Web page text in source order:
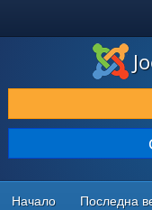
ИЗТЕГЛЯНЕ &
ОТКРИВАЙТЕ & УЧЕТЕ
ОБЩНОСТ &
РЕСУРСИ ЗА РАЗРАБОТКА
Начало Последна